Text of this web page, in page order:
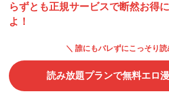
らずとも正規サービスで断然お得
よ！
＼ 誰にもバレずにこっそり読
読み放題プランで無料エロ